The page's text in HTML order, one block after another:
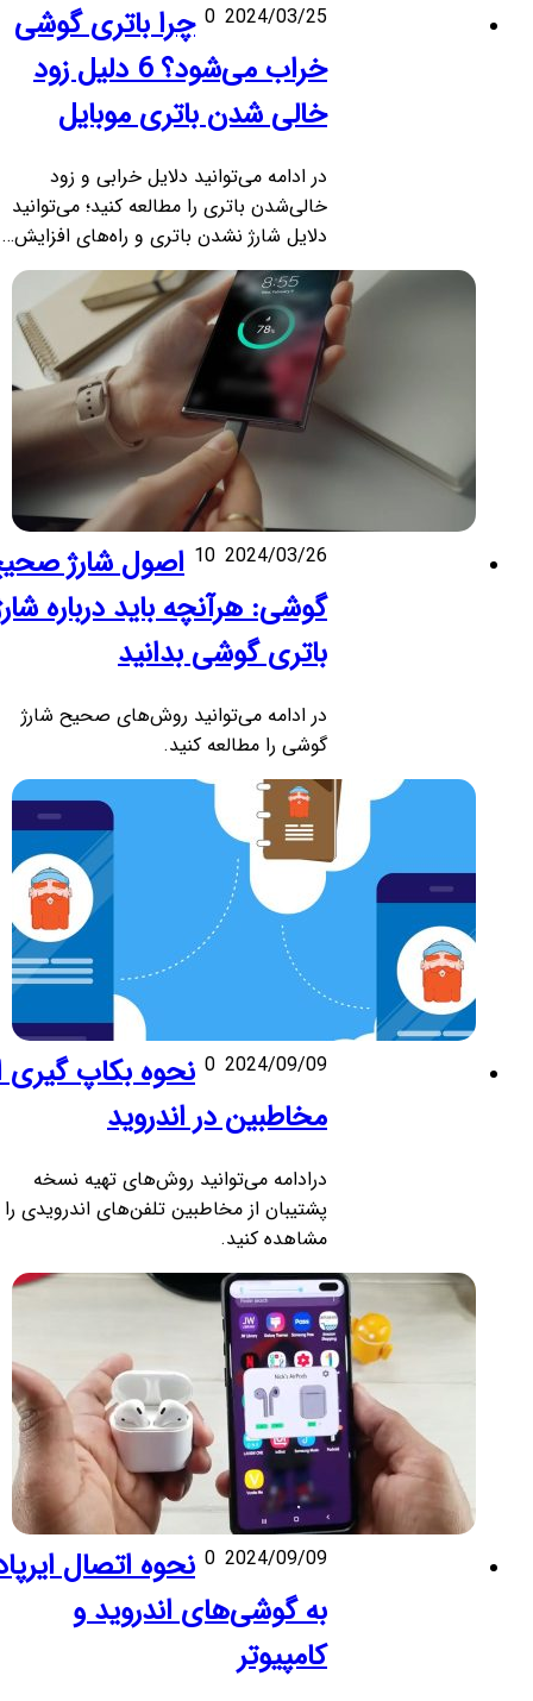
2024/03/25
0 چرا باتری گوشی
خراب می‌شود؟ 6 دلیل زود
خالی شدن باتری موبایل
در ادامه می‌توانید دلایل خرابی و زود
خالی‌شدن باتری را مطالعه کنید؛ می‌توانید
دلایل شارژ نشدن باتری و راه‌های افزایش…
2024/03/26
10 اصول شارژ صحیح
گوشی: هرآنچه باید درباره شارژ
باتری گوشی بدانید
در ادامه می‌توانید روش‌های صحیح شارژ
گوشی را مطالعه کنید.
2024/09/09
0 نحوه بکاپ گیری از
مخاطبین در اندروید
درادامه می‌توانید روش‌های تهیه نسخه
پشتیبان از مخاطبین تلفن‌های اندرویدی را
مشاهده کنید.
2024/09/09
0 نحوه اتصال ایرپاد
به گوشی‌های اندروید و
کامپیوتر